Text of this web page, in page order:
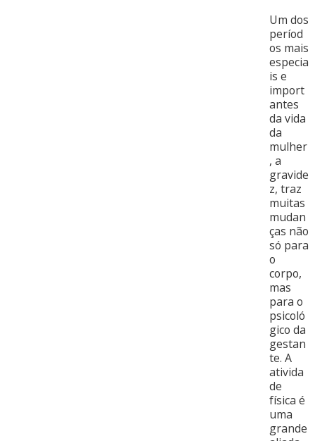
Um dos
períod
os mais
especia
is e
import
antes
da vida
da
mulher
, a
gravide
z, traz
muitas
mudan
ças não
só para
o
corpo,
mas
para o
psicoló
gico da
gestan
te. A
ativida
de
física é
uma
grande